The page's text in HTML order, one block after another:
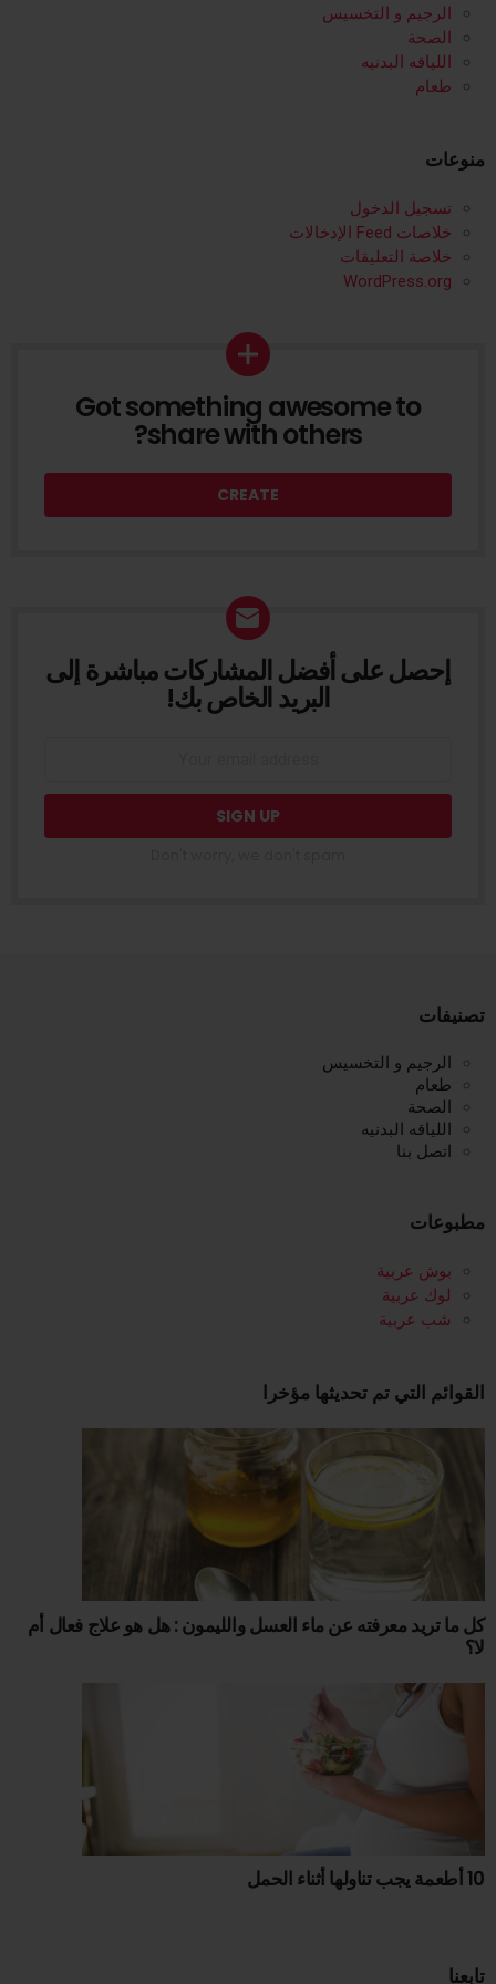
الرجيم و التخسيس
الصحة
اللياقه البدنيه
طعام
منوعات
تسجيل الدخول
خلاصات Feed الإدخالات
خلاصة التعليقات
WordPress.org
CREATE
Got something awesome to
share with others?
CREATE
NEWSLETTER
إحصل على أفضل المشاركات مباشرة إلى
البريد الخاص بك!
تصنيفات
الرجيم و التخسيس
طعام
الصحة
اللياقه البدنيه
اتصل بنا
مطبوعات
بوش عربية
لوك عربية
شب عربية
القوائم التي تم تحديثها مؤخرا
كل ما تريد معرفته عن ماء العسل والليمون : هل هو علاج فعال أم
لا؟
10 أطعمة يجب تناولها أثناء الحمل
تابعنا